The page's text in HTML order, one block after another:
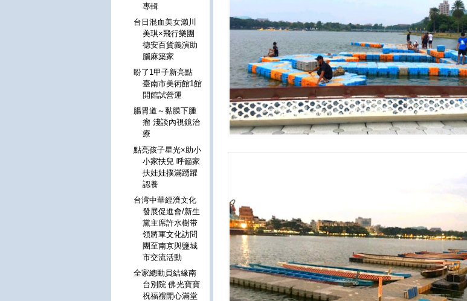
專輯
台日混血美女瀨川
美琪×飛行樂團
德安百貨義演助
腦麻築家
盼了1甲子新亮點
臺南市美術館1館
開館試營運
腸胃道～黏膜下腫
瘤 淺談內視鏡治
療
點亮孩子星光×助小
小家扶兒 呼籲家
扶娃娃撲滿踴躍
認養
台湾中華經濟文化
發展促進會/新生
黨主席許水樹带
領將軍文化訪問
團至南京與鹽城
市交流活動
全家總動員結緣南
台別院 佛光寶寶
祝福禮開心滿堂